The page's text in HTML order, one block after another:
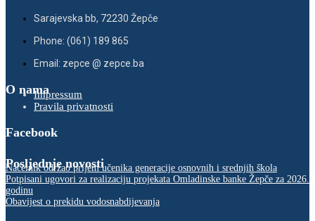
Sarajevska bb, 72230 Žepče
Phone: (061) 189 865
Email: zepce @ zepce.ba
O namaImpressum
Pravila privatnosti
Facebook
Posljednje novosti
Načelnik održao prijem učenika generacije osnovnih i srednjih škola
Potpisani ugovori za realizaciju projekata Omladinske banke Žepče za 2026.
godinu
Obavijest o prekidu vodosnabdijevanja